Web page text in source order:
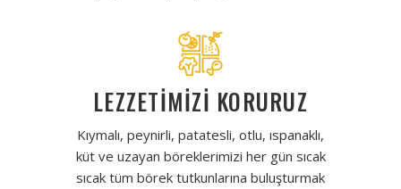
LEZZETİMİZİ KORURUZ
Kıymalı, peynirli, patatesli, otlu, ıspanaklı,
küt ve uzayan böreklerimizi her gün sıcak
sıcak tüm börek tutkunlarına buluşturmak